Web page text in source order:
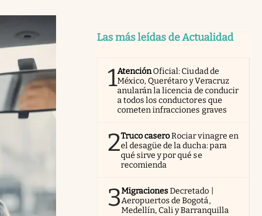
Las más leídas de Actualidad
1AtenciónOficial: Ciudad de
México, Querétaro y Veracruz
anularán la licencia de conducir
a todos los conductores que
cometen infracciones graves
2Truco caseroRociar vinagre en
el desagüe de la ducha: para
qué sirve y por qué se
recomienda
3MigracionesDecretado |
Aeropuertos de Bogotá,
Medellín, Cali y Barranquilla